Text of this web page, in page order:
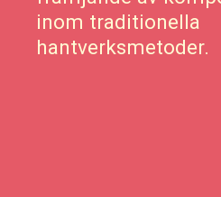
inom traditionella
hantverksmetoder.